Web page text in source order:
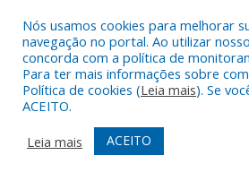
Todos os direitos reservados a
Araguaia.
Mapa do Site
Acessar Área
Acessar Webmail
Nós usamos cookies para melhorar
navegação no portal. Ao utilizar
concorda com a política de
Para ter mais informações sobre
Política de cookies (Leia mais). Se
ACEITO.
Leia mais
ACEITO